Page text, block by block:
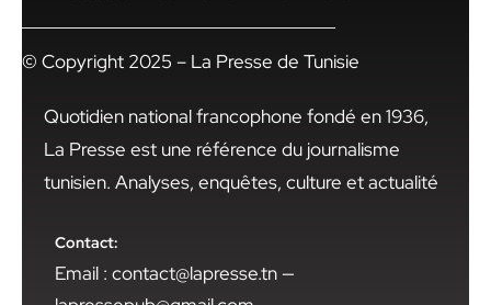
© Copyright 2025 – La Presse de Tunisie
Quotidien national francophone fondé en 1936,
La Presse est une référence du journalisme
tunisien. Analyses, enquêtes, culture et actualité
Contact:
Email : contact@lapresse.tn —